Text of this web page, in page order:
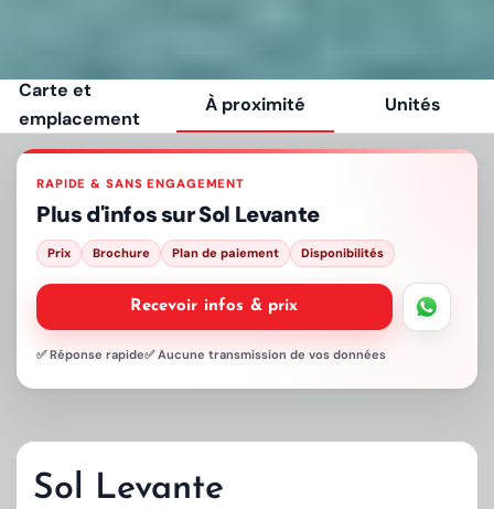
Carte et
emplacement
À proximité Unités
RAPIDE & SANS ENGAGEMENT
Plus d'infos surSol Levante
Prix Brochure Plan de paiement Disponibilités
Recevoir infos & prix
✅ Réponse rapide✅ Aucune transmission de vos données
Sol Levante